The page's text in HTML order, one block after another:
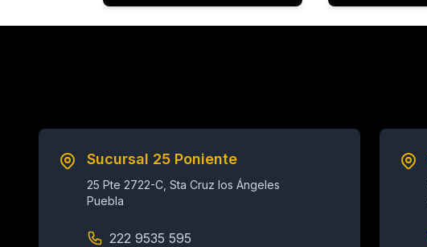
Sucursal 25 Poniente
25 Pte 2722-C, Sta Cruz los Ángeles
Puebla
222 9535 595